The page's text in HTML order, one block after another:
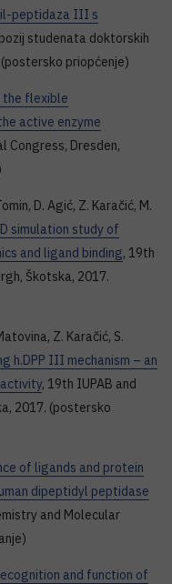
peptidaza III s
studenata doktorskih
priopćenje)
the flexible
active enzyme
Congress, Dresden,
D. Agić, Z. Karačić, M.
simulation study of
and ligand binding, 19th
Škotska, 2017.
Z. Karačić, S.
h.DPP III mechanism – an
, 19th IUPAB and
2017. (postersko
of ligands and protein
dipeptidyl peptidase
and Molecular
and function of